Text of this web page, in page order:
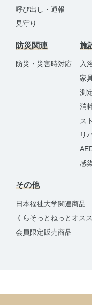
呼び出し・通報
見守り
防災関連
防災・災害時対応
施
入
家
測
消
ス
リ
感
その他
日本福祉大学関連商品
くらそっとねっとオス
会員限定販売商品